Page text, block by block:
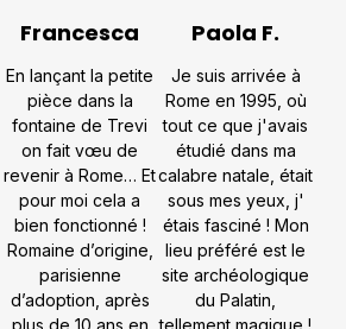
Francesca
En lançant la petite
pièce dans la
fontaine de Trevi
on fait vœu de
revenir à Rome… Et
pour moi cela a
bien fonctionné !
Romaine d’origine,
parisienne
d’adoption, après
plus de 10 ans en
Paola F.
Je suis arrivée à
Rome en 1995, où
tout ce que j'avais
étudié dans ma
calabre natale, était
sous mes yeux, j'
étais fasciné ! Mon
lieu préféré est le
site archéologique
du Palatin,
tellement magique !